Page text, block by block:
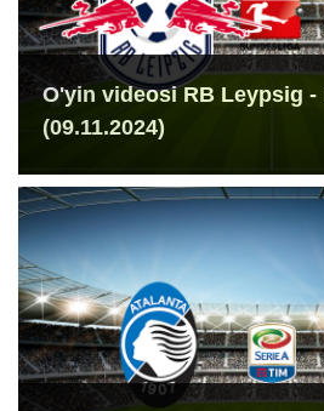
O'yin videosi RB Leypsig -
(09.11.2024)